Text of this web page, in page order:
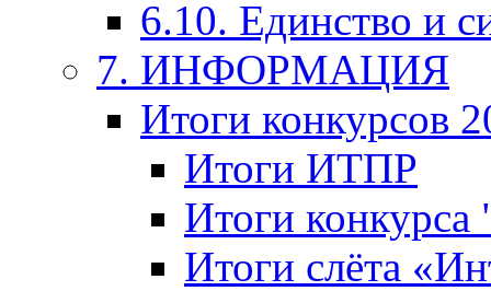
6.10. Единство и
7. ИНФОРМАЦИЯ
Итоги конкурсов
Итоги ИТПР
Итоги
Итоги слёта